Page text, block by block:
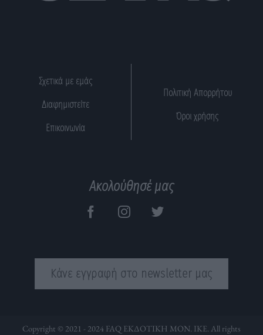
Σχετικά με εμάς
Διαφημιστείτε
Επικοινωνία
Πολιτική Απορρήτου
Όροι χρήσης
Ακολούθησέ μας
Κάνε εγγραφή στο newsletter μας
Copyright © 2021 - 2024 FAQ ΕΚΔΟΤΙΚΗ ΜΟΝ. ΙΚΕ. All rights